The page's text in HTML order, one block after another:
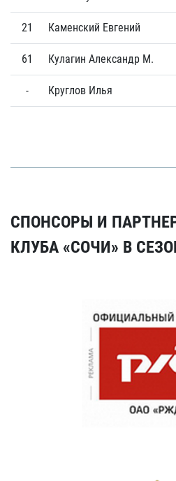
21 Каменский Евгений
61 Кулагин Александр М.
- Круглов Илья
СПОНСОРЫ И
КЛУБА «СОЧИ» В